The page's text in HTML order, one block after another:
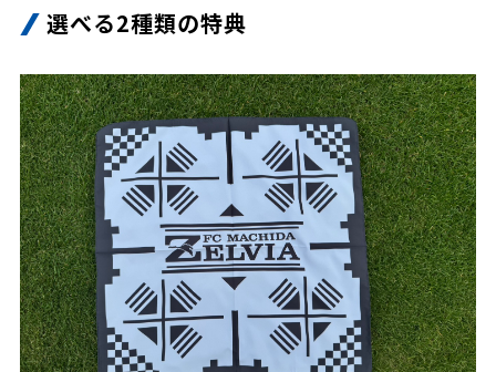
選べる2種類の特典